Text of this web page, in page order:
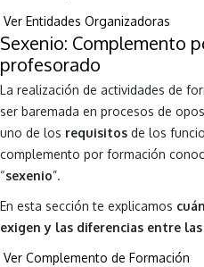
Ver Entidades Organizadoras
Sexenio: Complemento
profesorado
La realización de actividades de
ser baremada en procesos de
uno de los requisitos de los
complemento por formación
“sexenio”.
En esta sección te explicamos
exigen y las diferencias entre
Ver Complemento de Formación